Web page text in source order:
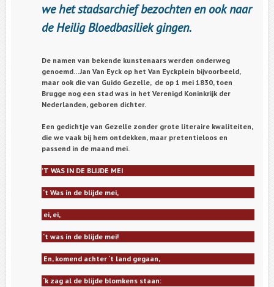
we het stadsarchief bezochten en ook naar
de Heilig Bloedbasiliek gingen.
De namen van bekende kunstenaars werden onderweg
genoemd…Jan Van Eyck op het Van Eyckplein bijvoorbeeld,
maar ook die van Guido Gezelle, de op 1 mei 1830, toen
Brugge nog een stad was in het Verenigd Koninkrijk der
Nederlanden, geboren dichter.
Een gedichtje van Gezelle zonder grote literaire kwaliteiten,
die we vaak bij hem ontdekken, maar pretentieloos en
passend in de maand mei.
’T WAS IN DE BLIJDE MEI
‘t Was in de blijde mei,
ei, ei,
‘t was in de blijde mei!
En, komend achter ‘t land gegaan,
‘k zag al de blijde blomkens staan: